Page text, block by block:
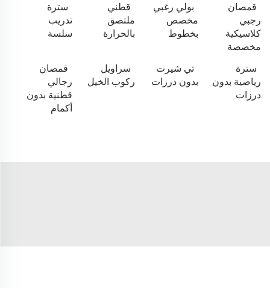
قمصان
رجبي
كلاسيكية
مخصصة
بولي رغبي
مخصص
بخطوط
قطني
ملتصق
بالحرارة
سترة
تدريب
سلسة
سترة
رياضية بدون
درزات
تي شيرت
بدون درزات
سراويل
ركوب الخيل
قمصان
رجالي
قطنية بدون
أكمام